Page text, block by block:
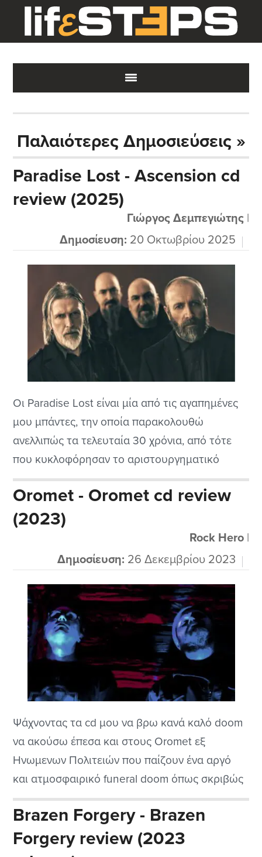
main
content
primary
sidebar
footer
Παλαιότερες Δημοσιεύσεις »
Paradise Lost - Ascension cd
review (2025)
Γιώργος Δεμπεγιώτης|
Δημοσίευση: 20 Οκτωβρίου 2025
Οι Paradise Lost είναι μία από τις αγαπημένες
μου μπάντες, την οποία παρακολουθώ
ανελλιπώς τα τελευταία 30 χρόνια, από τότε
που κυκλοφόρησαν το αριστουργηματικό
“Draconian Times”, το οποίο ήταν ίσως και ο
τελευταίος δίσκος τους που είχε σχεδόν
καθολική αποδοχή.
Oromet - Oromet cd review
(2023)
Rock Hero|
Δημοσίευση: 26 Δεκεμβρίου 2023
Ψάχνοντας τα cd μου να βρω κανά καλό doom
να ακούσω έπεσα και στους Oromet εξ
Ηνωμενων Πολιτειών που παίζουν ένα αργό
και ατμοσφαιρικό funeral doom όπως σκριβώς
μου αρέσει και σε στυλ που φέρνει λίγο προς
την εκεί μεριά σαν τους αγαπητούς While
Heaven Wept αλλά σε πιο αργό στυλ,
βασανιστικό όπως ταιριάζει σε...
Brazen Forgery - Brazen
Forgery review (2023